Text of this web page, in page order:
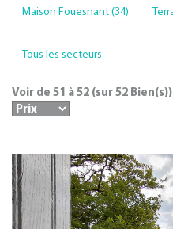
Maison Fouesnant (34)
Tous les secteurs
Voir de 51 à 52 (sur 52 Bien(s))